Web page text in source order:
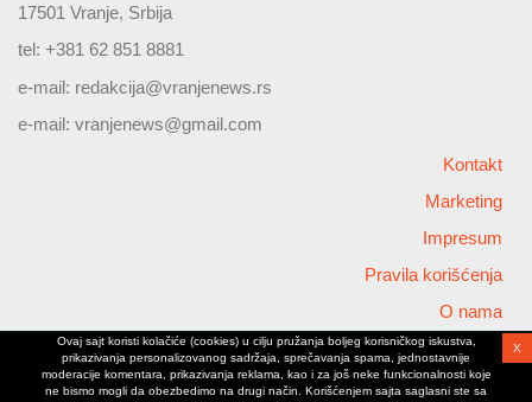
17501 Vranje, Srbija
tel: +381 62 851 8881
e-mail: redakcija@vranjenews.rs
e-mail: vranjenews@gmail.com
Kontakt
Marketing
Impresum
Pravila korišćenja
O nama
Copyright © 2026 Vranjenews
All rights reserved
www.vranjenews.rs
Ovaj sajt koristi kolačiće (cookies) u cilju pružanja boljeg korisničkog iskustva,
prikazivanja personalizovanog sadržaja, sprečavanja spama, jednostavnije
moderacije komentara, prikazivanja reklama, kao i za još neke funkcionalnosti koje
ne bismo mogli da obezbedimo na drugi način. Korišćenjem sajta saglasni ste sa
X